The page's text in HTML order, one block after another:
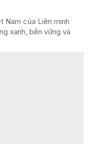
Nam của Liên minh
xanh, bền vững và